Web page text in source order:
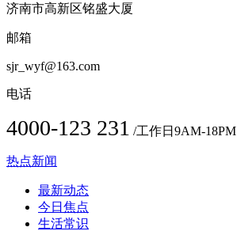
济南市高新区铭盛大厦
邮箱
sjr_wyf@163.com
电话
4000-123 231 /工作日9AM-18PM
热点新闻
最新动态
今日焦点
生活常识